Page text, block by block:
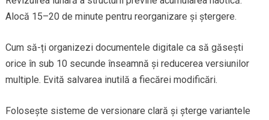
Alocă 15–20 de minute pentru reorganizare și ștergere.
Cum să-ți organizezi documentele digitale ca să găsești
orice în sub 10 secunde înseamnă și reducerea versiunilor
multiple. Evită salvarea inutilă a fiecărei modificări.
Folosește sisteme de versionare clară și șterge variantele